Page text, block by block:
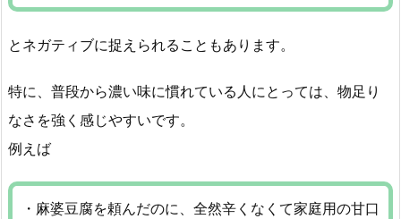
とネガティブに捉えられることもあります。
特に、普段から濃い味に慣れている人にとっては、物足り
なさを強く感じやすいです。
例えば
・麻婆豆腐を頼んだのに、全然辛くなくて家庭用の甘口